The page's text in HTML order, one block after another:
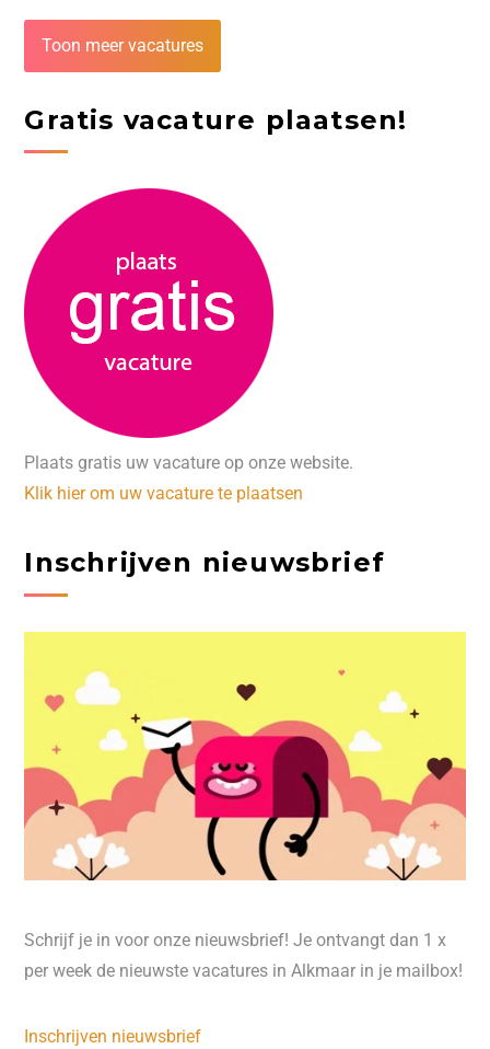
Toon meer vacatures
Gratis vacature plaatsen!
Plaats gratis uw vacature op onze website.
Klik hier om uw vacature te plaatsen
Inschrijven nieuwsbrief
Schrijf je in voor onze nieuwsbrief! Je ontvangt dan 1 x
per week de nieuwste vacatures in Alkmaar in je mailbox!
Inschrijven nieuwsbrief